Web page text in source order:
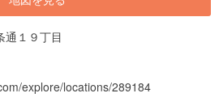
通１９丁目
explore/locations/289184